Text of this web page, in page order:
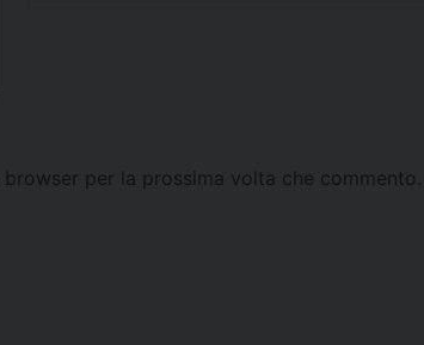
per la prossima volta che commento.